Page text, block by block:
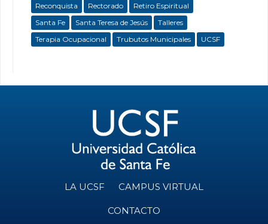
Reconquista
Rectorado
Retiro Espiritual
Santa Fe
Santa Teresa de Jesús
Talleres
Terapia Ocupacional
Trubutos Municipales UCSF
LA UCSF CAMPUS VIRTUAL
CONTACTO